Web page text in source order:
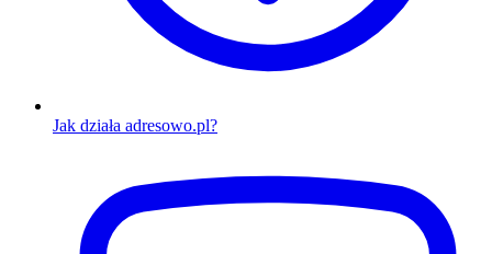
Jak działa adresowo.pl?